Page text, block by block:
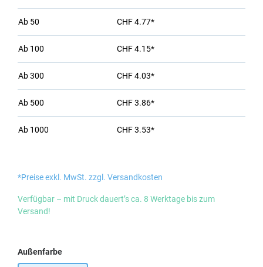
Ab 50 CHF 4.77*
Ab 100 CHF 4.15*
Ab300 CHF 4.03*
Ab 500 CHF 3.86*
Ab 1000 CHF 3.53*
*Preise exkl. MwSt. zzgl. Versandkosten
Verfügbar – mit Druck dauert’s ca. 8 Werktage bis zum
Versand!
Außenfarbeauswählen